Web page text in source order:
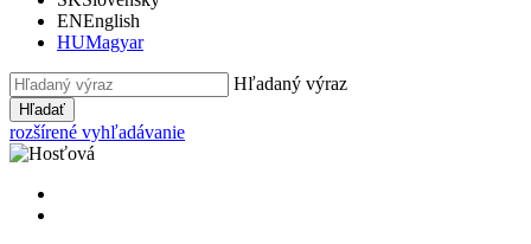
ENEnglish
HUMagyar
Hľadaný výraz
Hľadať
rozšírené vyhľadávanie